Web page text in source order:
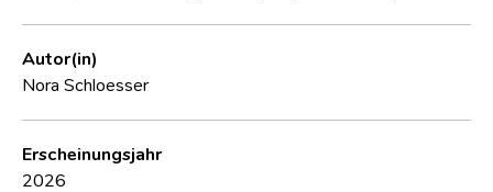
Autor(in)
Nora Schloesser
Erscheinungsjahr
2026